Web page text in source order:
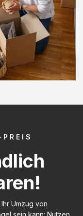
Umzug von
sein kann: Nutzen